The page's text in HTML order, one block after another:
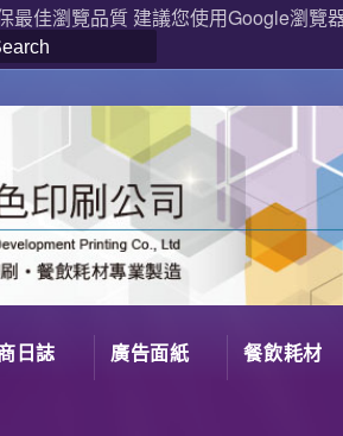
最佳瀏覽品質 建議您使用Google瀏覽
日誌 廣告面紙 餐飲耗材